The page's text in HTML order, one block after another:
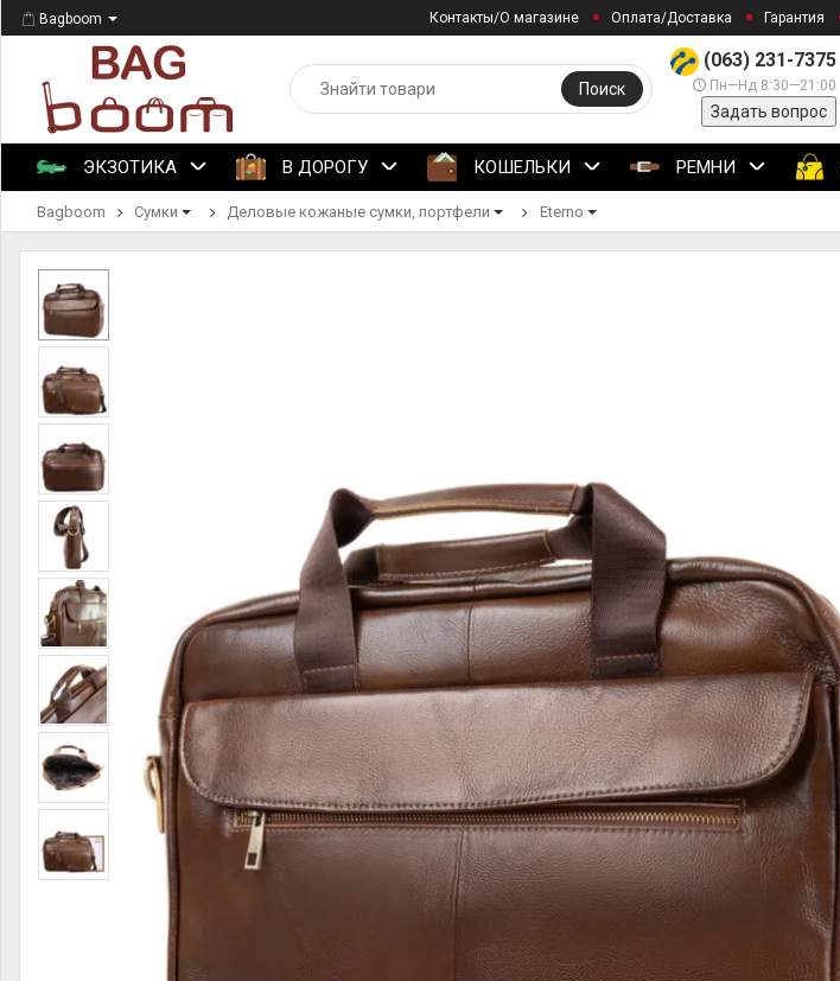
Bagboom Контакты/О магазине Оплата/Доставка Гарантия
(063) 231-7375
Пн—Нд 8:30—21:00
Задать вопрос
Поиск
ЭКЗОТИКА В ДОРОГУ КОШЕЛЬКИ РЕМНИ
Bagboom Сумки Деловые кожаные сумки, портфели Eterno